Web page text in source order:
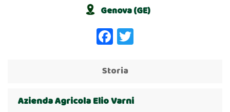
Genova (GE)
Facebook
Storia
Azienda Agricola Elio Varni